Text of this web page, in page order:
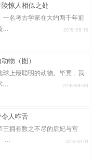
惊人相似之处
名考古学家在大约两千年前
...
2015-05-16
物（图）
球上最聪明的动物。毕竟，我
...
2016-09-08
人咋舌
王拥有数之不尽的后妃与宫
...
2014-01-11